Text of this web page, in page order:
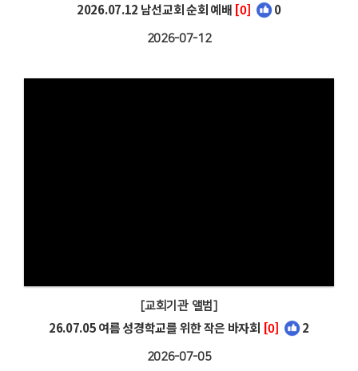
2026.07.12 남선교회 순회 예배 [0] 0
2026-07-12
[교회기관 앨범]
26.07.05 여름 성경학교를 위한 작은 바자회 [0] 2
2026-07-05